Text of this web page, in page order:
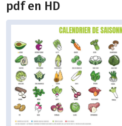
pdf en HD